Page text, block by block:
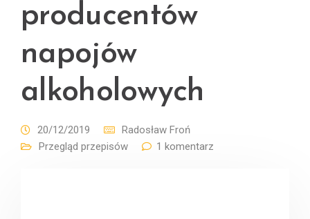
producentów
napojów
alkoholowych
20/12/2019
Radosław Froń
Przegląd przepisów
1 komentarz